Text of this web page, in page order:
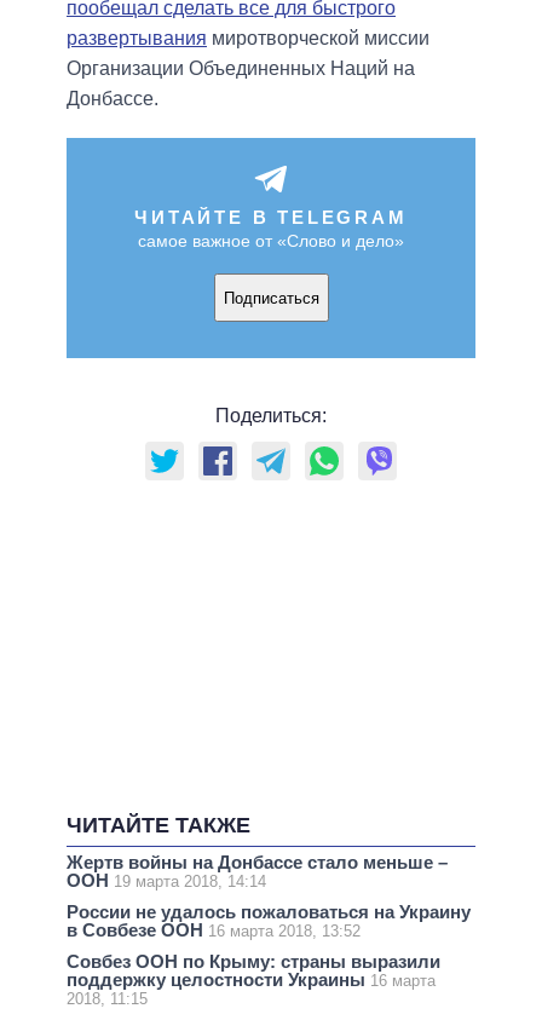
пообещал сделать все для быстрого
развертывания миротворческой миссии
Организации Объединенных Наций на
Донбассе.
ЧИТАЙТЕ В TELEGRAM
самое важное от «Слово и дело»
Подписаться
Поделиться:
ЧИТАЙТЕ ТАКЖЕ
Жертв войны на Донбассе стало меньше –
ООН 19 марта 2018, 14:14
России не удалось пожаловаться на Украину
в Совбезе ООН 16 марта 2018, 13:52
Совбез ООН по Крыму: страны выразили
поддержку целостности Украины 16 марта
2018, 11:15